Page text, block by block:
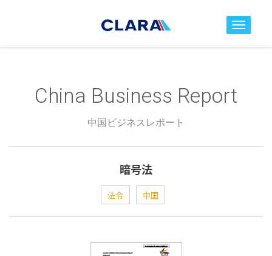
toggle
China Business Report
中国ビジネスレポート
暗号法
法令 中国